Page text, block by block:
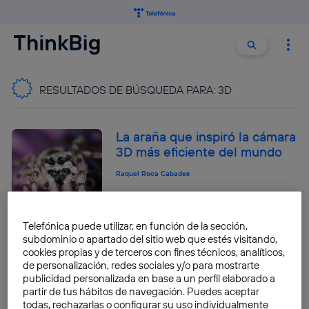
Buscar
RESULTADOS DE BÚSQUEDA PARA:3D
La araña que inspiró la cámara
3D más eficiente del mundo
Raquel Roca Cabades
5 alternativas gratis a Maya
para animación y efectos
visuales 3D
José María López
Telefónica puede utilizar, en función de la sección,
subdominio o apartado del sitio web que estés visitando,
cookies propias y de terceros con fines técnicos, analíticos,
de personalización, redes sociales y/o para mostrarte
publicidad personalizada en base a un perfil elaborado a
partir de tus hábitos de navegación. Puedes aceptar
todas, rechazarlas o configurar su uso individualmente